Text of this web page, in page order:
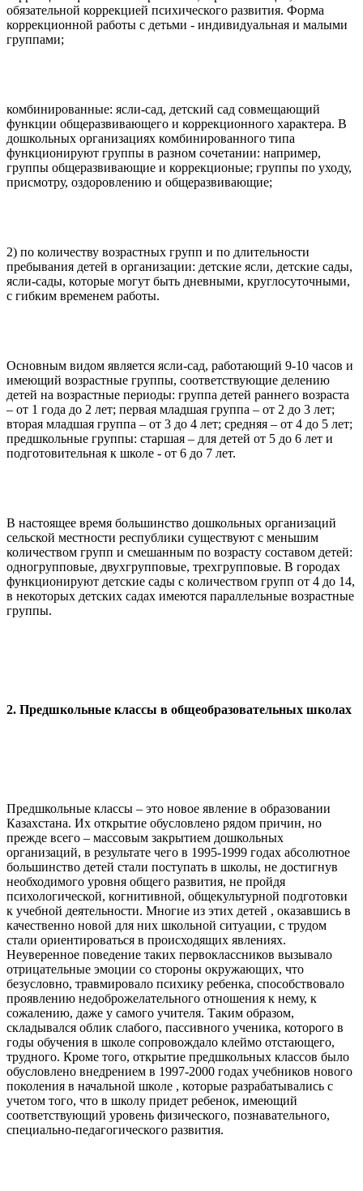
обязательной коррекцией психического развития. Форма
коррекционной работы с детьми - индивидуальная и малыми
группами;
комбинированные: ясли-сад, детский сад совмещающий
функции общеразвивающего и коррекционного характера. В
дошкольных организациях комбинированного типа
функционируют группы в разном сочетании: например,
группы общеразвивающие и коррекционые; группы по уходу,
присмотру, оздоровлению и общеразвивающие;
2) по количеству возрастных групп и по длительности
пребывания детей в организации: детские ясли, детские сады,
ясли-сады, которые могут быть дневными, круглосуточными,
с гибким временем работы.
Основным видом является ясли-сад, работающий 9-10 часов и
имеющий возрастные группы, соответствующие делению
детей на возрастные периоды: группа детей раннего возраста
– от 1 года до 2 лет; первая младшая группа – от 2 до 3 лет;
вторая младшая группа – от 3 до 4 лет; средняя – от 4 до 5 лет;
предшкольные группы: старшая – для детей от 5 до 6 лет и
подготовительная к школе - от 6 до 7 лет.
В настоящее время большинство дошкольных организаций
сельской местности республики существуют с меньшим
количеством групп и смешанным по возрасту составом детей:
одногрупповые, двухгрупповые, трехгрупповые. В городах
функционируют детские сады с количеством групп от 4 до 14,
в некоторых детских садах имеются параллельные возрастные
группы.
2. Предшкольные классы в общеобразовательных школах
Предшкольные классы – это новое явление в образовании
Казахстана. Их открытие обусловлено рядом причин, но
прежде всего – массовым закрытием дошкольных
организаций, в результате чего в 1995-1999 годах абсолютное
большинство детей стали поступать в школы, не достигнув
необходимого уровня общего развития, не пройдя
психологической, когнитивной, общекультурной подготовки
к учебной деятельности. Многие из этих детей , оказавшись в
качественно новой для них школьной ситуации, с трудом
стали ориентироваться в происходящих явлениях.
Неуверенное поведение таких первоклассников вызывало
отрицательные эмоции со стороны окружающих, что
безусловно, травмировало психику ребенка, способствовало
проявлению недоброжелательного отношения к нему, к
сожалению, даже у самого учителя. Таким образом,
складывался облик слабого, пассивного ученика, которого в
годы обучения в школе сопровождало клеймо отстающего,
трудного. Кроме того, открытие предшкольных классов было
обусловлено внедрением в 1997-2000 годах учебников нового
поколения в начальной школе , которые разрабатывались с
учетом того, что в школу придет ребенок, имеющий
соответствующий уровень физического, познавательного,
специально-педагогического развития.